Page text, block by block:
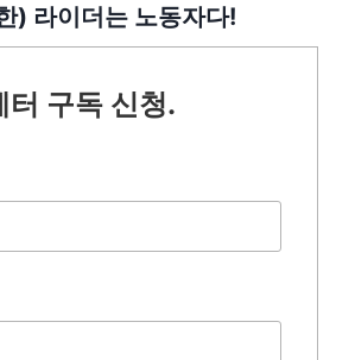
) 라이더는 노동자다!
터 구독 신청.